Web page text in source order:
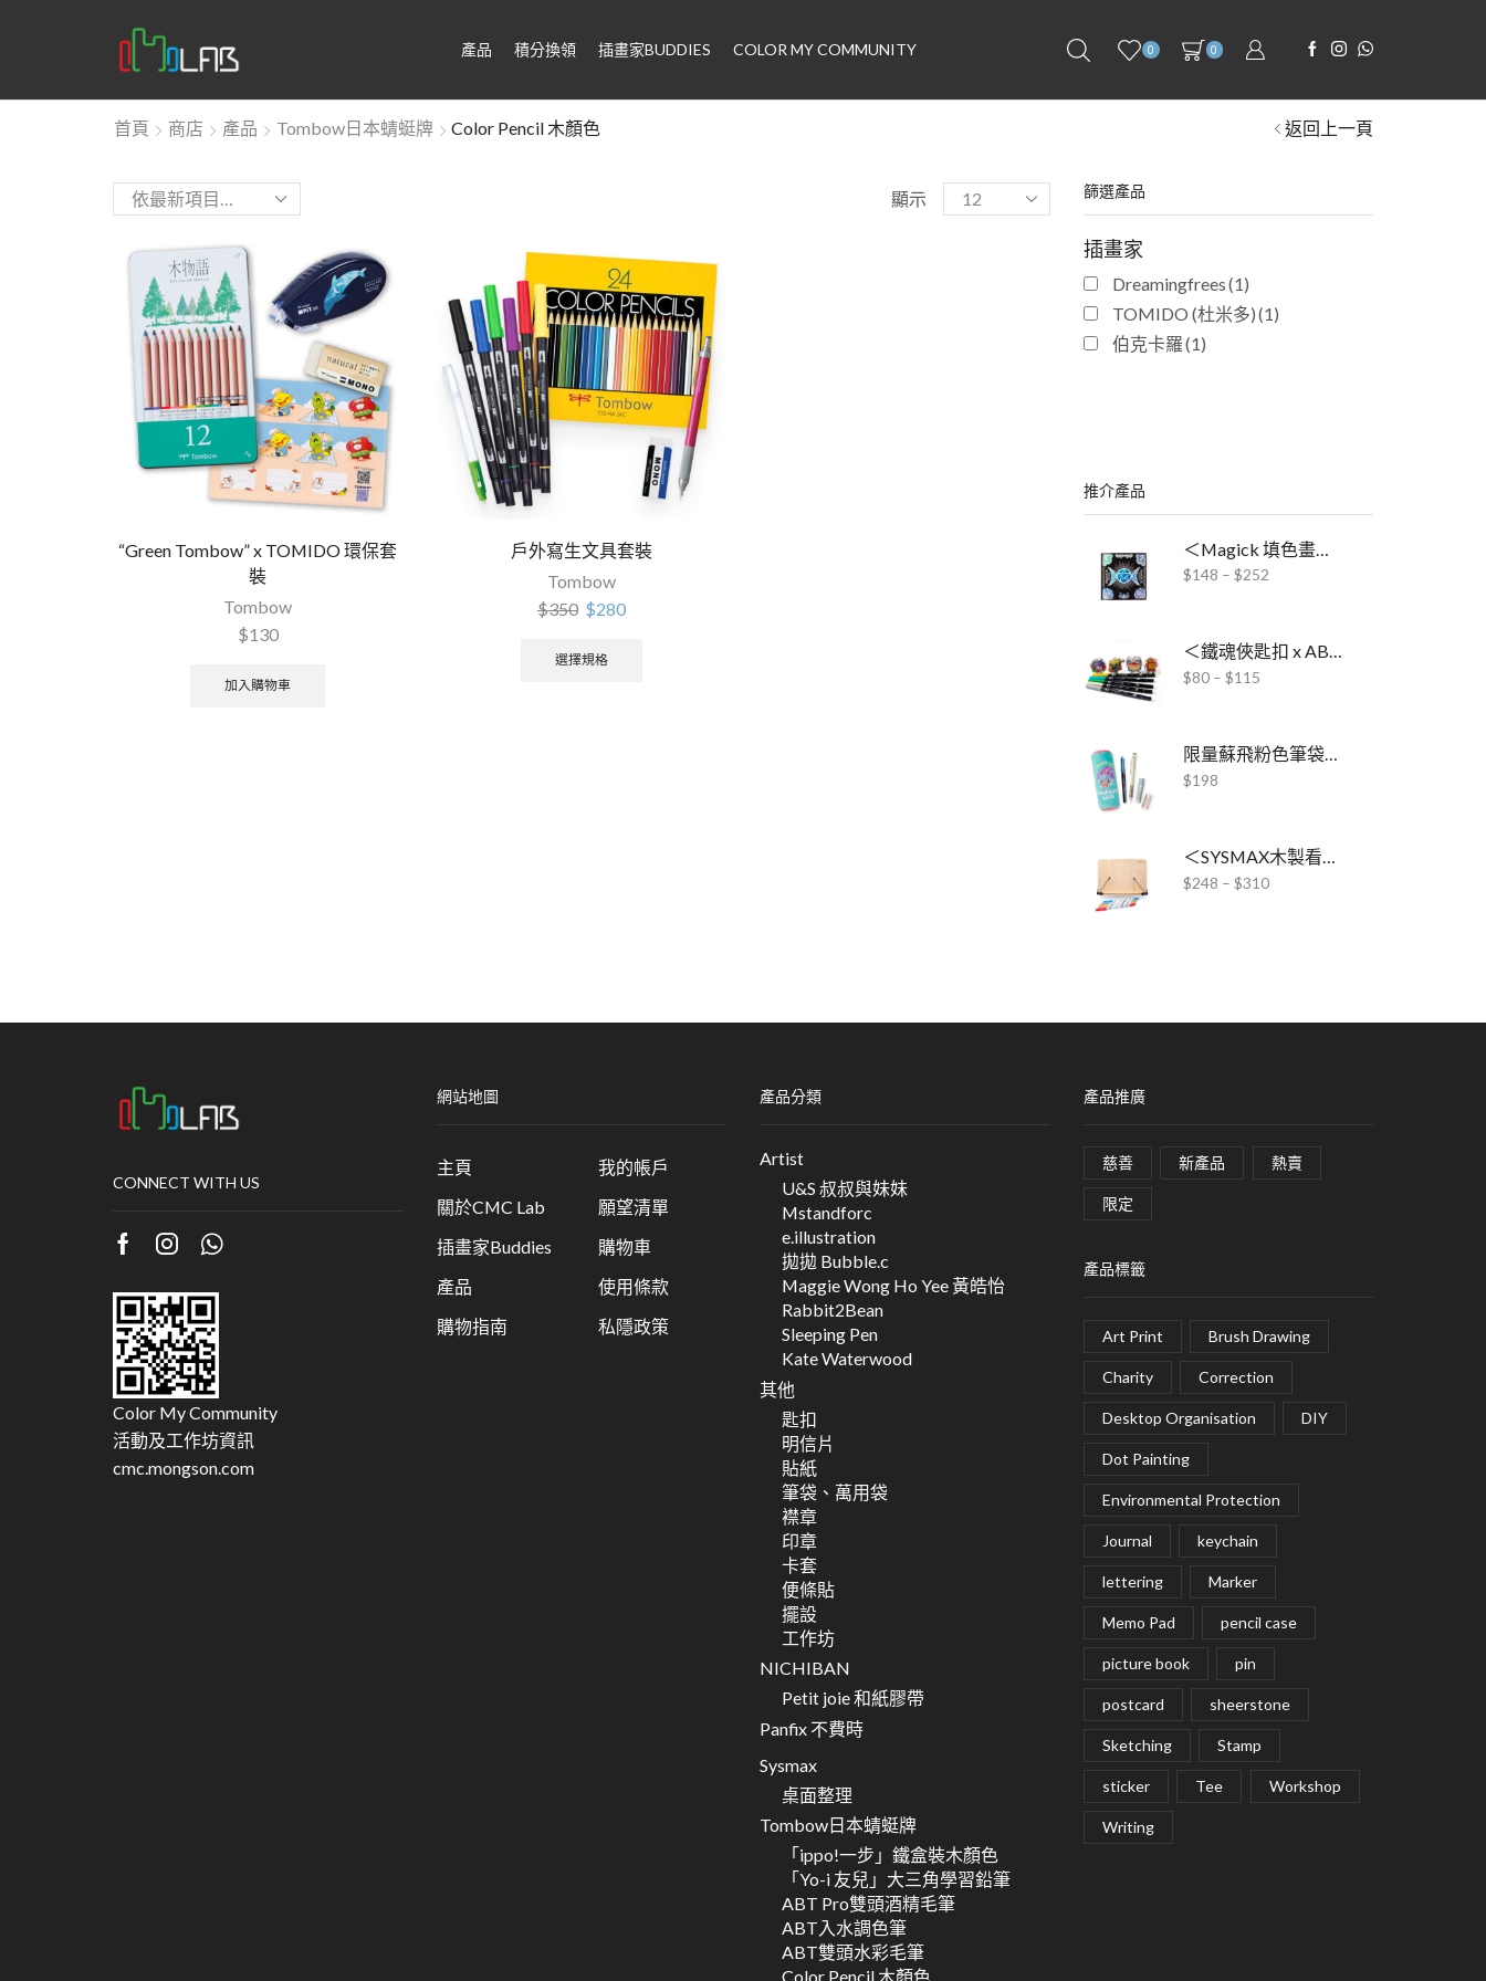
產品 積分換領 插畫家BUDDIES COLOR MY COMMUNITY 0 0
首頁 商店 產品 Tombow日本蜻蜓牌 Color Pencil 木顏色 返回上一頁
顯示
“Green Tombow” x TOMIDO 環保套
裝
Tombow
$130
加入購物車
戶外寫生文具套裝
Tombow
$350 $280
選擇規格
篩選產品
插畫家
Dreamingfrees(1)
TOMIDO (杜米多)(1)
伯克卡羅(1)
推介產品
＜Magick 填色畫冊 x ABT Pro酒精毛筆＞聯乘套裝
$148 – $252
＜鐵魂俠匙扣 x ABT雙頭水彩毛筆＞聯乘套裝
$80 – $115
限量蘇飛粉色筆袋文具套裝
$198
＜SYSMAX木製看書架 x ABT Pro酒精毛筆＞套裝
$248 – $310
CONNECT WITH US
Color My Community
活動及工作坊資訊
cmc.mongson.com
網站地圖
主頁
關於CMC Lab
插畫家Buddies
產品
購物指南
我的帳戶
願望清單
購物車
使用條款
私隱政策
產品分類
Artist
U&S 叔叔與妹妹
Mstandforc
e.illustration
拋拋 Bubble.c
Maggie Wong Ho Yee 黃皓怡
Rabbit2Bean
Sleeping Pen
Kate Waterwood
其他
匙扣
明信片
貼紙
筆袋、萬用袋
襟章
印章
卡套
便條貼
擺設
工作坊
NICHIBAN
Petit joie 和紙膠帶
Panfix 不費時
Sysmax
桌面整理
Tombow日本蜻蜓牌
「ippo!一步」鐵盒裝木顏色
「Yo-i 友兒」大三角學習鉛筆
ABT Pro雙頭酒精毛筆
ABT入水調色筆
ABT雙頭水彩毛筆
Color Pencil 木顏色
產品推廣
慈善 新產品 熱賣
限定
產品標籤
Art Print Brush Drawing
Charity Correction
Desktop Organisation DIY
Dot Painting
Environmental Protection
Journal keychain
lettering Marker
Memo Pad pencil case
picture book pin
postcard sheerstone
Sketching Stamp
sticker Tee Workshop
Writing